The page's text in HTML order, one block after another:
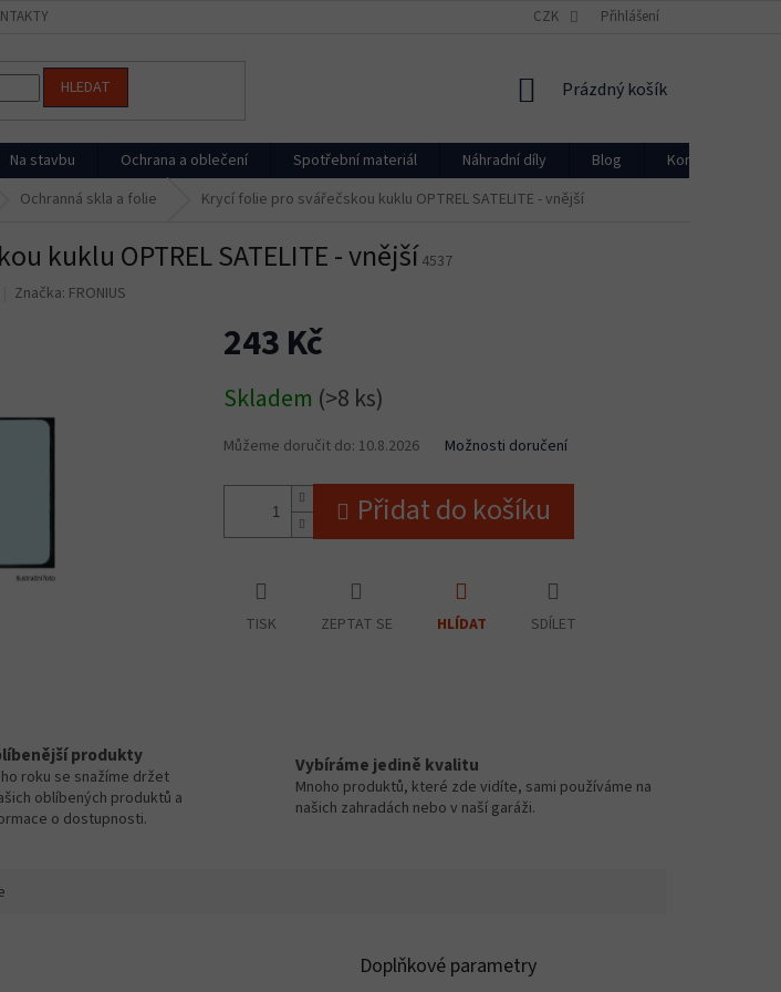
CZK Přihlášení
HLEDAT
NÁKUPNÍ
Prázdný košík
Na stavbu Ochrana a oblečení Spotřební materiál Náhradní díly Blog
Kontakty
Ochranná skla a folie Krycí folie pro svářečskou kuklu OPTREL SATELITE - vnější
kuklu OPTREL SATELITE - vnější4537
Značka: FRONIUS
243 Kč
cena:
Skladem (>8 ks)
Můžeme doručit do: 10.8.2026 Možnosti doručení
Přidat do košíku
TISK ZEPTAT SE HLÍDAT SDÍLET
produkty
roku se snažíme držet
oblíbených produktů a
o dostupnosti.
Vybíráme jedině kvalitu
Mnoho produktů, které zde vidíte, sami používáme na
našich zahradách nebo v naší garáži.
Doplňkové parametry